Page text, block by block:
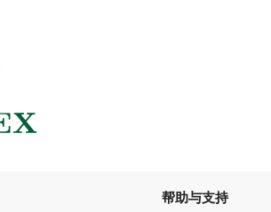
帮助与支持